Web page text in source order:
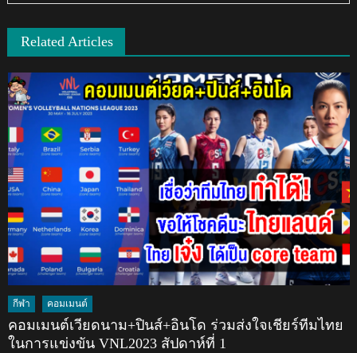
Related Articles
กีฬา คอมเมนต์
คอมเมนต์เวียดนาม+ปินส์+อินโด ร่วมส่งใจเชียร์ทีมไทย
ในการแข่งขัน VNL2023 สัปดาห์ที่ 1